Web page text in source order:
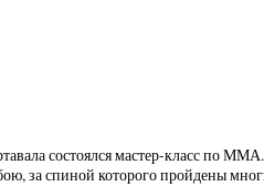
состоялся мастер-класс по
за спиной которого пройдены